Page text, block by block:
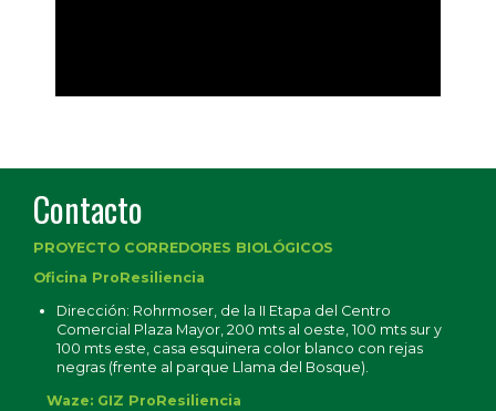
Contacto
PROYECTO CORREDORES BIOLÓGICOS
Oficina ProResiliencia
Dirección: Rohrmoser, de la II Etapa del Centro
Comercial Plaza Mayor, 200 mts al oeste, 100 mts sur y
100 mts este, casa esquinera color blanco con rejas
negras (frente al parque Llama del Bosque).
Waze: GIZ ProResiliencia